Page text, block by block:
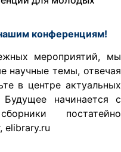
конференциям!
мероприятий, мы
научные темы, отвечая
в центре актуальных
начинается с
постатейно
elibrary.ru